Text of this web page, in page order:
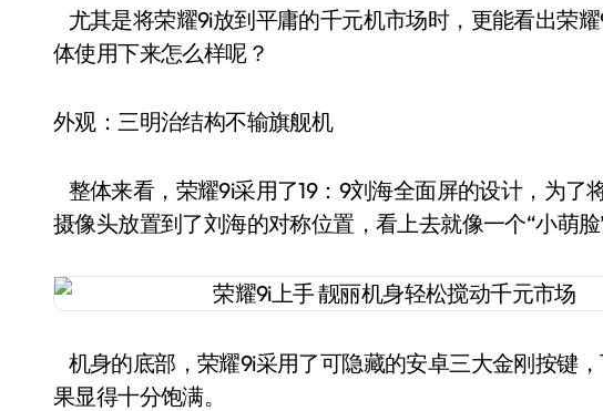
尤其是将荣耀9i放到平庸的千元机市场时，更能看出荣
体使用下来怎么样呢？
外观：三明治结构不输旗舰机
整体来看，荣耀9i采用了19：9刘海全面屏的设计，为了
摄像头放置到了刘海的对称位置，看上去就像一个“小萌脸
机身的底部，荣耀9i采用了可隐藏的安卓三大金刚按键
果显得十分饱满。